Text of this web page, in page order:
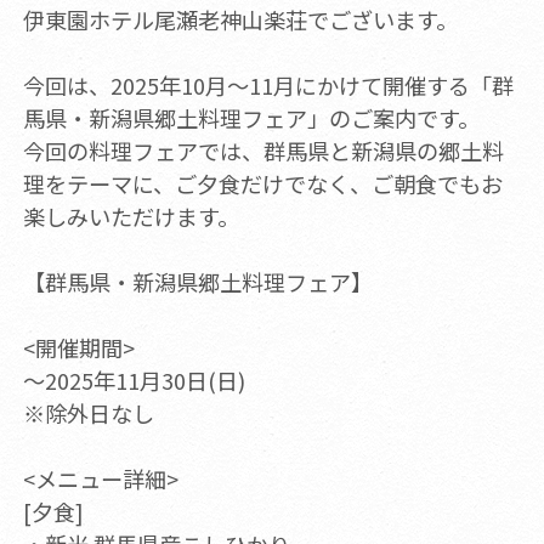
伊東園ホテル尾瀬老神山楽荘でございます。
今回は、2025年10月～11月にかけて開催する「群
馬県・新潟県郷土料理フェア」のご案内です。
今回の料理フェアでは、群馬県と新潟県の郷土料
理をテーマに、ご夕食だけでなく、ご朝食でもお
楽しみいただけます。
【群馬県・新潟県郷土料理フェア】
<開催期間>
～2025年11月30日(日)
※除外日なし
<メニュー詳細>
[夕食]